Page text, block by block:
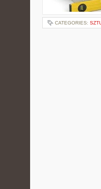
CATEGORIES: